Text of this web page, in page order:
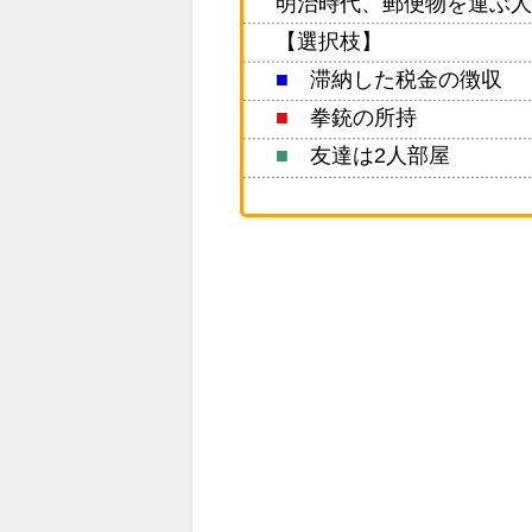
【選択枝】
■滞納した税金の徴収
■ 拳銃の所持
■友達は2人部屋